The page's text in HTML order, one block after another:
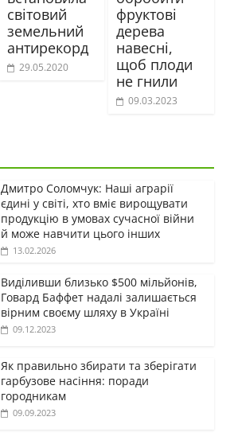
світовий
земельний
антирекорд
29.05.2020
фруктові
дерева
навесні,
щоб плоди
не гнили
09.03.2023
Дмитро Соломчук: Наші аграрії
єдині у світі, хто вміє вирощувати
продукцію в умовах сучасної війни
й може навчити цього інших
13.02.2026
Виділивши близько $500 мільйонів,
Говард Баффет надалі залишається
вірним своєму шляху в Україні
09.12.2023
Як правильно збирати та зберігати
гарбузове насіння: поради
городникам
09.09.2023